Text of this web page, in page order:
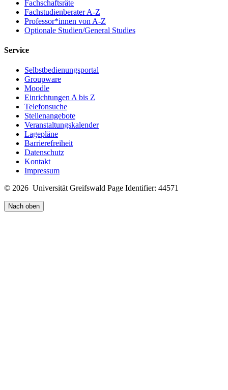
Fachschaftsräte
Fachstudienberater A-Z
Professor*innen von A-Z
Optionale Studien/General Studies
Service
Selbstbedienungsportal
Groupware
Moodle
Einrichtungen A bis Z
Telefonsuche
Stellenangebote
Veranstaltungskalender
Lagepläne
Barrierefreiheit
Datenschutz
Kontakt
Impressum
© 2026 Universität Greifswald Page Identifier: 44571
Nach oben